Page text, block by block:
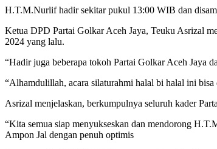
H.T.M.Nurlif hadir sekitar pukul 13:00 WIB dan
Ketua DPD Partai Golkar Aceh Jaya, Teuku Asrizal
2024 yang lalu.
“Hadir juga beberapa tokoh Partai Golkar Aceh Jaya
“Alhamdulillah, acara silaturahmi halal bi halal ini
Asrizal menjelaskan, berkumpulnya seluruh kader
“Kita semua siap menyukseskan dan mendorong
Ampon Jal dengan penuh optimis